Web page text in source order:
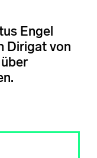
Engel
Dirigat von